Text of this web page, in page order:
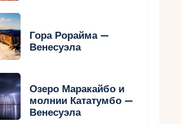
Гора Рорайма —
Венесуэла
Озеро Маракайбо и
молнии Кататумбо —
Венесуэла